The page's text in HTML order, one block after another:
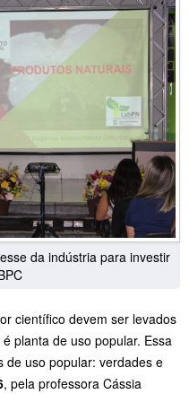
da indústria para investir
científico devem ser levados
planta de uso popular. Essa
de uso popular: verdades e
, pela professora Cássia